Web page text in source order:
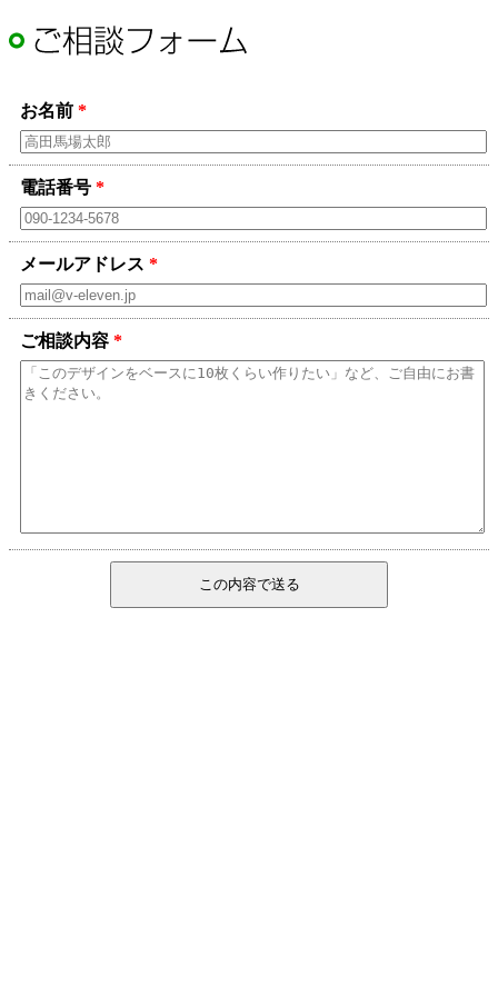
お名前 *
電話番号 *
メールアドレス *
ご相談内容 *